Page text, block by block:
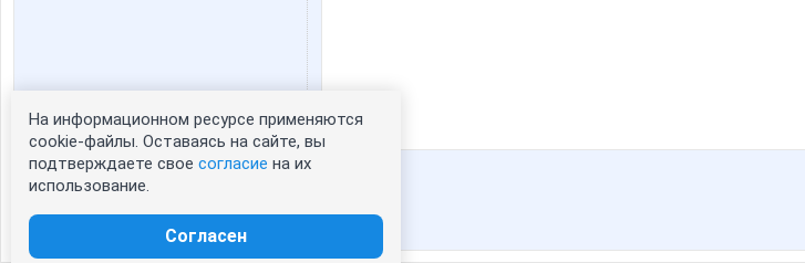
Статистика портрета:
сейчас просматривают портрет - 0
зарегистрированные пользователи
На информационном ресурсе применяются
cookie-файлы. Оставаясь на сайте, вы
подтверждаете свое согласие на их
использование.
Согласен